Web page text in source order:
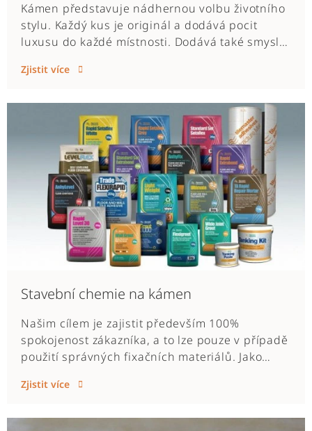
Kámen představuje nádhernou volbu životního
stylu. Každý kus je originál a dodává pocit
luxusu do každé místnosti. Dodává také smysl
materiálem, jež je součástí přírodního
let. Jsme pyšní, že Vám můžeme nabídnout
právě obklady a dlažby z tak ušlechtilého
materiálu, jako je kámen.
Zjistit více
Stavební chemie na kámen
Našim cílem je zajistit především 100%
spokojenost zákazníka, a to lze pouze v případě
použití správných fixačních materiálů. Jako
společnost Tilemaster Adhesive LTD,
Zjistit více